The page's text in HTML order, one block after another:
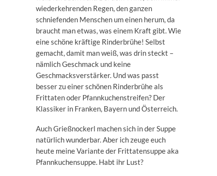
wiederkehrenden Regen, den ganzen
schniefenden Menschen um einen herum, da
braucht man etwas, was einem Kraft gibt. Wie
eine schöne kräftige Rinderbrühe! Selbst
gemacht, damit man weiß, was drin steckt –
nämlich Geschmack und keine
Geschmacksverstärker. Und was passt
besser zu einer schönen Rinderbrühe als
Frittaten oder Pfannkuchenstreifen? Der
Klassiker in Franken, Bayern und Österreich.
Auch Grießnockerl machen sich in der Suppe
natürlich wunderbar. Aber ich zeuge euch
heute meine Variante der Frittatensuppe aka
Pfannkuchensuppe. Habt ihr Lust?